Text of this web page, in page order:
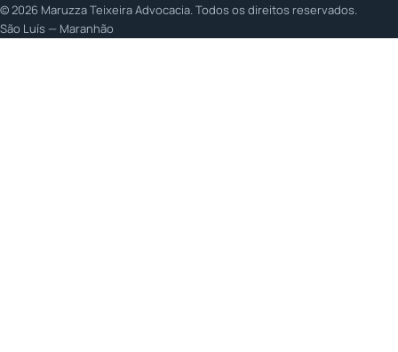
©2026 Maruzza Teixeira Advocacia. Todos os direitos reservados.
São Luís — Maranhão